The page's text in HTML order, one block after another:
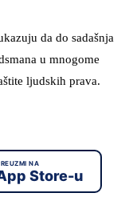
da do sadašnja
u mnogome
ljudskih prava.
NA
Store-u